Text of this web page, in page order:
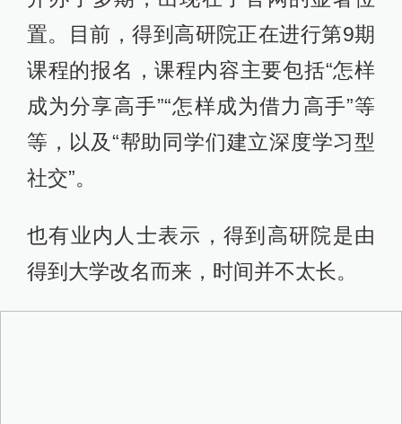
置。目前，得到高研院正在进行第9期
课程的报名，课程内容主要包括“怎样
成为分享高手”“怎样成为借力高手”等
等，以及“帮助同学们建立深度学习型
社交”。
也有业内人士表示，得到高研院是由
得到大学改名而来，时间并不太长。